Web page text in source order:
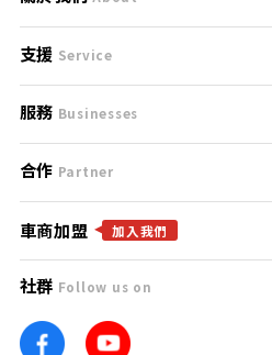
刊登規範
服務條款
免責聲明
隱私權政策
團隊
車訊網
支援 Service
支援中心
聯絡我們
服務 Businesses
什麼是Goo鑑定？
找好車
找好店
找海外車
合作 Partner
合作夥伴
廣告合作
車商加盟 加入我們
社群 Follow us on